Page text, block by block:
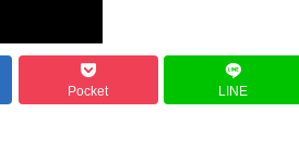
Pocket LINE